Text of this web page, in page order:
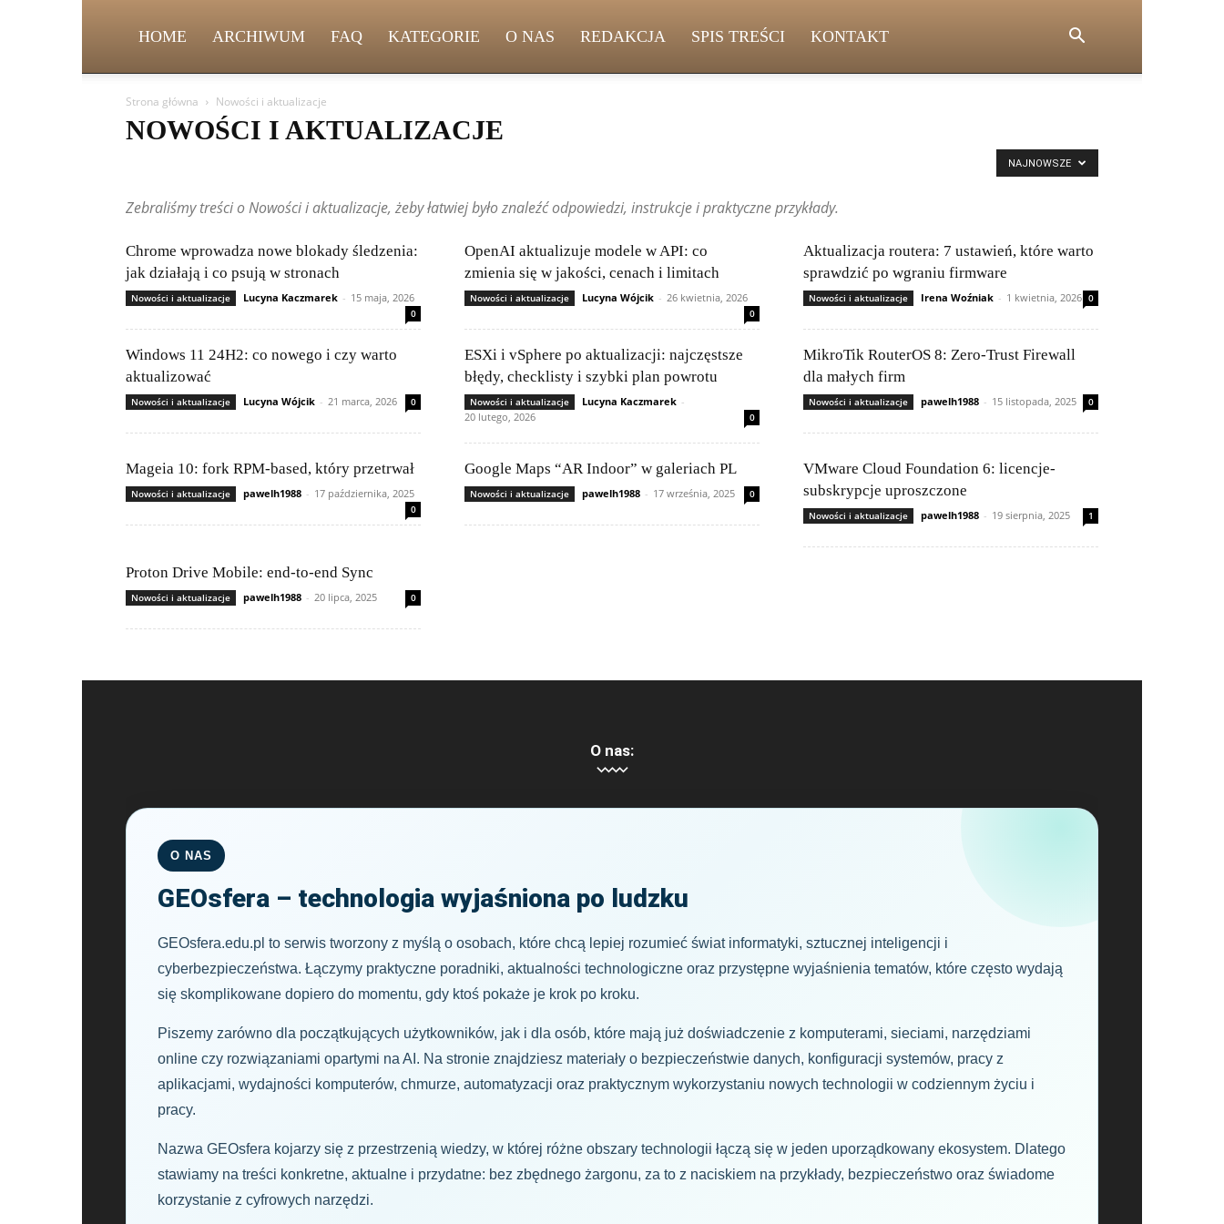
HOME ARCHIWUM FAQ KATEGORIE O NAS REDAKCJA SPIS TREŚCI KONTAKT
Strona główna Nowości i aktualizacje
NOWOŚCI I AKTUALIZACJE
Incydenty i ataki
IoT – Internet Rzeczy Języki programowania Kariera w IT
Legalność i licencjonowanie oprogramowania
Składanie komputerów
Startupy i innowacje Szyfrowanie i VPN Testy i recenzje sprzętu
Wydajność i optymalizacja systemów
Zagrożenia w sieci
Zebraliśmy treści o Nowości i aktualizacje, żeby łatwiej było znaleźć odpowiedzi, instrukcje i praktyczne przykłady.
NAJNOWSZE
Chrome wprowadza nowe blokady śledzenia:
jak działają i co psują w stronach
Nowości i aktualizacje Lucyna Kaczmarek - 15 maja, 2026
0
OpenAI aktualizuje modele w API: co
zmienia się w jakości, cenach i limitach
Nowości i aktualizacje Lucyna Wójcik - 26 kwietnia, 2026
0
Aktualizacja routera: 7 ustawień, które warto
sprawdzić po wgraniu firmware
Nowości i aktualizacje Irena Woźniak - 1 kwietnia, 2026 0
Windows 11 24H2: co nowego i czy warto
aktualizować
Nowości i aktualizacje Lucyna Wójcik - 21 marca, 2026 0
ESXi i vSphere po aktualizacji: najczęstsze
błędy, checklisty i szybki plan powrotu
Nowości i aktualizacje Lucyna Kaczmarek -
20 lutego, 2026
0
MikroTik RouterOS 8: Zero-Trust Firewall
dla małych firm
Nowości i aktualizacje pawelh1988 - 15 listopada, 2025 0
Mageia 10: fork RPM-based, który przetrwał
Nowości i aktualizacje pawelh1988 - 17 października, 2025
0
Google Maps “AR Indoor” w galeriach PL
Nowości i aktualizacje pawelh1988 - 17 września, 2025 0
VMware Cloud Foundation 6: licencje-
subskrypcje uproszczone
Nowości i aktualizacje pawelh1988 - 19 sierpnia, 2025 1
Proton Drive Mobile: end-to-end Sync
Nowości i aktualizacje pawelh1988 - 20 lipca, 2025 0
O nas:
O NAS
GEOsfera – technologia wyjaśniona po ludzku
GEOsfera.edu.pl to serwis tworzony z myślą o osobach, które chcą lepiej rozumieć świat informatyki, sztucznej inteligencji i
cyberbezpieczeństwa. Łączymy praktyczne poradniki, aktualności technologiczne oraz przystępne wyjaśnienia tematów, które często wydają
się skomplikowane dopiero do momentu, gdy ktoś pokaże je krok po kroku.
Piszemy zarówno dla początkujących użytkowników, jak i dla osób, które mają już doświadczenie z komputerami, sieciami, narzędziami
online czy rozwiązaniami opartymi na AI. Na stronie znajdziesz materiały o bezpieczeństwie danych, konfiguracji systemów, pracy z
aplikacjami, wydajności komputerów, chmurze, automatyzacji oraz praktycznym wykorzystaniu nowych technologii w codziennym życiu i
pracy.
Nazwa GEOsfera kojarzy się z przestrzenią wiedzy, w której różne obszary technologii łączą się w jeden uporządkowany ekosystem. Dlatego
stawiamy na treści konkretne, aktualne i przydatne: bez zbędnego żargonu, za to z naciskiem na przykłady, bezpieczeństwo oraz świadome
korzystanie z cyfrowych narzędzi.